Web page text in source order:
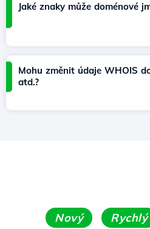
Jaké znaky může doménové
Mohu změnit údaje WHOIS
atd.?
Nový Rychlý